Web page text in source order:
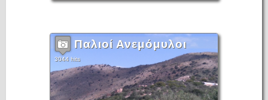
Παλιοί Ανεμόμυλοι
3044 hits